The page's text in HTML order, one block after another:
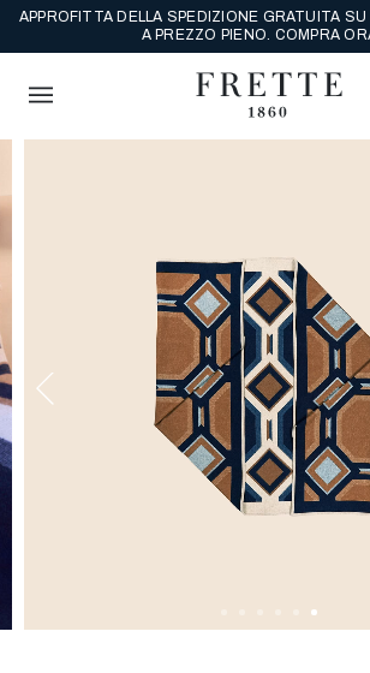
APPROFITTA DELLA SPEDIZIONE GRATUITA
A PREZZO PIENO. COMPRA